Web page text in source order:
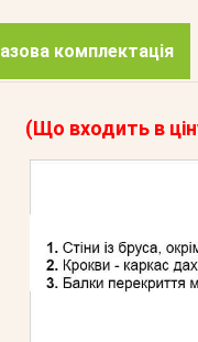
комплектація
(Що входить в